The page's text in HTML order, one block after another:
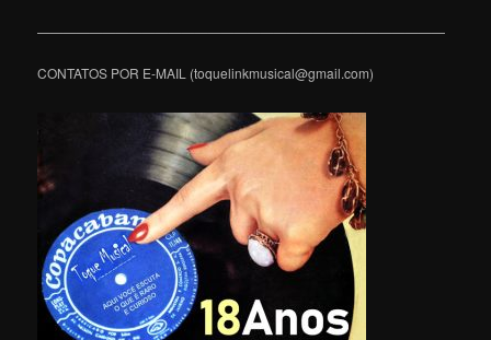
———————————————————————————————
CONTATOS POR E-MAIL (toquelinkmusical@gmail.com)